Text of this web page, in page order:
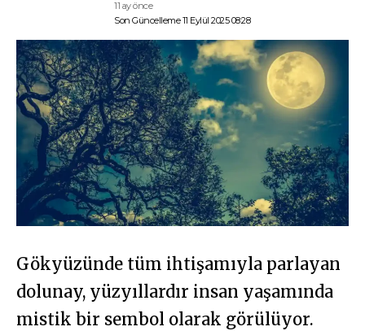
Son Güncelleme 11 Eylül 2025 08:28
11 ay önce
Gökyüzünde tüm ihtişamıyla parlayan
dolunay, yüzyıllardır insan yaşamında
mistik bir sembol olarak görülüyor.